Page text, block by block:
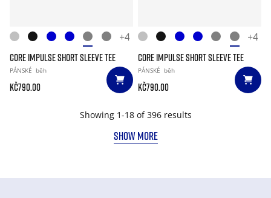
+4
CORE IMPULSE SHORT SLEEVE TEE
PÁNSKÉ běh
Kč790.00
+4
CORE IMPULSE SHORT SLEEVE TEE
PÁNSKÉ běh
Kč790.00
Showing 1-18 of 396 results
SHOW MORE